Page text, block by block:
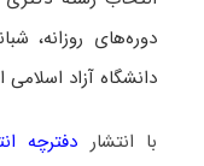
دوره‌های روزانه،
دانشگاه آزاد
با انتشار دفترچه